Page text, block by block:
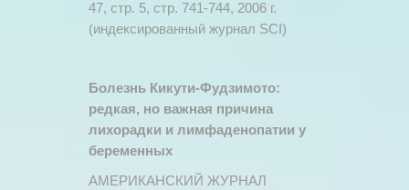
47, стр. 5, стр. 741-744, 2006 г.
(индексированный журнал SCI)
Болезнь Кикути-Фудзимото:
редкая, но важная причина
лихорадки и лимфаденопатии у
беременных
АМЕРИКАНСКИЙ ЖУРНАЛ